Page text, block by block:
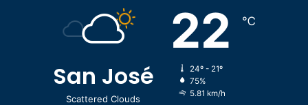
San José
Scattered Clouds
22 ℃
24º - 21º
75%
5.81 km/h